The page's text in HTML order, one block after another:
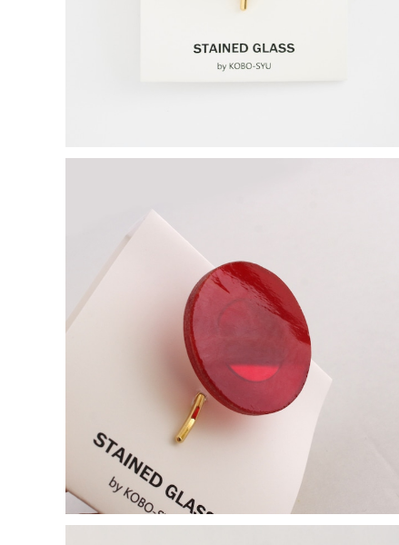
【一点物アクセサリー】長谷川昌彦／ポニーフック／red